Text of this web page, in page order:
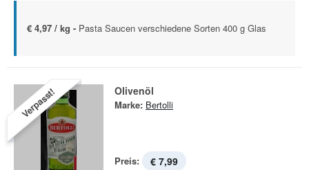
€ 4,97 / kg - Pasta Saucen verschiedene Sorten 400 g Glas
Verpasst! Olivenöl
Marke: Bertolli
Preis: € 7,99